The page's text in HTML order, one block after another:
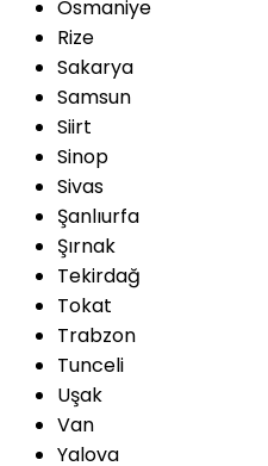
Osmaniye
Rize
Sakarya
Samsun
Siirt
Sinop
Sivas
Şanlıurfa
Şırnak
Tekirdağ
Tokat
Trabzon
Tunceli
Uşak
Van
Yalova